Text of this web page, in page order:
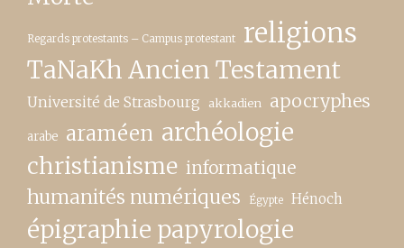
Regards protestants – Campus protestant religions
TaNaKh Ancien Testament
Université de Strasbourg akkadien apocryphes
arabe araméen archéologie
christianisme informatique
humanités numériques Égypte Hénoch
épigraphie papyrologie